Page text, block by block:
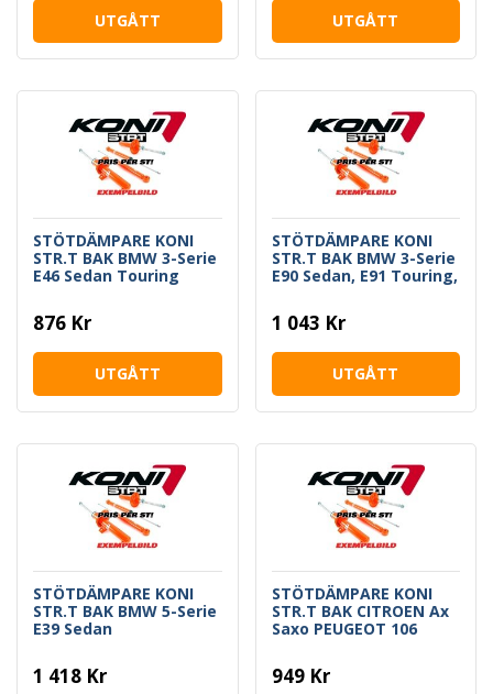
UTGÅTT UTGÅTT
STÖTDÄMPARE KONI
STR.T BAK BMW 3-Serie
E46 Sedan Touring
876 Kr
UTGÅTT
STÖTDÄMPARE KONI
STR.T BAK BMW 3-Serie
E90 Sedan, E91 Touring,
1 043 Kr
UTGÅTT
STÖTDÄMPARE KONI
STR.T BAK BMW 5-Serie
E39 Sedan
1 418 Kr
STÖTDÄMPARE KONI
STR.T BAK CITROEN Ax
Saxo PEUGEOT 106
949 Kr